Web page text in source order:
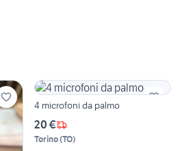
4 microfoni da palmo
20 €
Torino(TO)